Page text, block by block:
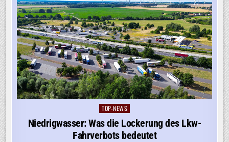
Posted
TOP-NEWS
Niedrigwasser: Was die Lockerung des Lkw-
Fahrverbots bedeutet